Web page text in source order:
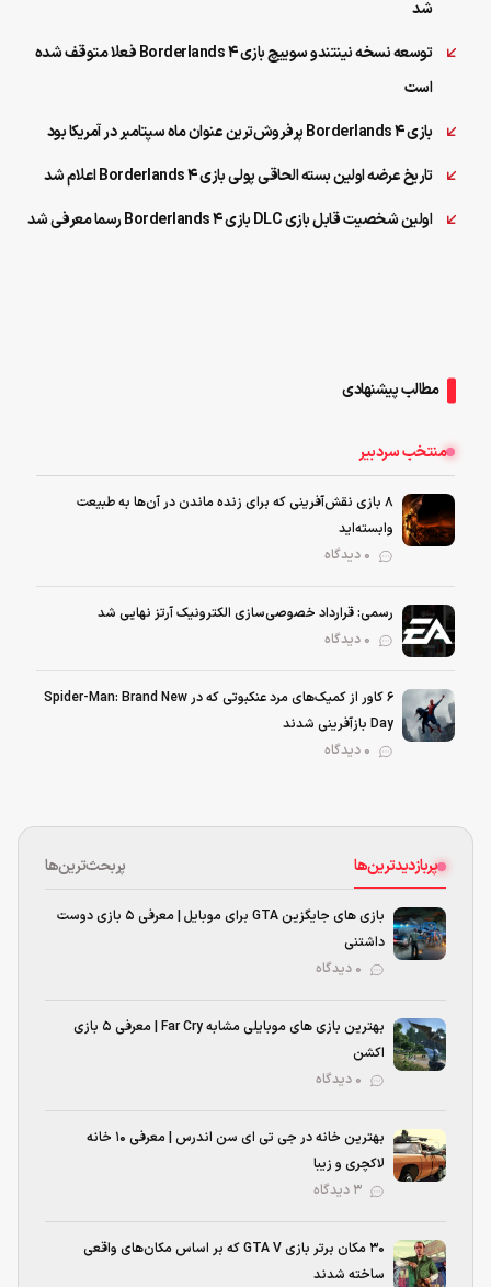
شد
توسعه نسخه نینتندو سوییچ بازی Borderlands 4 فعلا متوقف شده
است
بازی Borderlands 4 پرفروش‌ترین عنوان ماه سپتامبر در آمریکا بود
تاریخ عرضه اولین بسته الحاقی پولی بازی Borderlands 4 اعلام شد
اولین شخصیت قابل بازی DLC بازی Borderlands 4 رسما معرفی شد
مطالب پیشنهادی
منتخب سردبیر
۸ بازی نقش‌آفرینی که برای زنده ماندن در آن‌ها به طبیعت
وابسته‌اید
رسمی: قرارداد خصوصی‌سازی الکترونیک آرتز نهایی شد
۶ کاور از کمیک‌های مرد عنکبوتی که در Spider-Man: Brand New
Day بازآفرینی شدند
پربازدیدترین‌ها پربحث‌ترین‌ها
بازی های جایگزین GTA برای موبایل | معرفی ۵ بازی دوست
داشتنی
بهترین بازی‌ های موبایلی مشابه Far Cry | معرفی ۵ بازی
اکشن
بهترین خانه در جی تی ای سن اندرس | معرفی ۱۰ خانه
لاکچری و زیبا
۳۰ مکان برتر بازی GTA V که بر اساس مکان‌های واقعی
ساخته شدند